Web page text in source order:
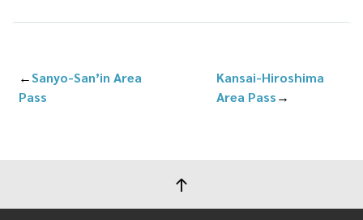
←Sanyo-San’in Area
Pass
Kansai-Hiroshima
Area Pass→